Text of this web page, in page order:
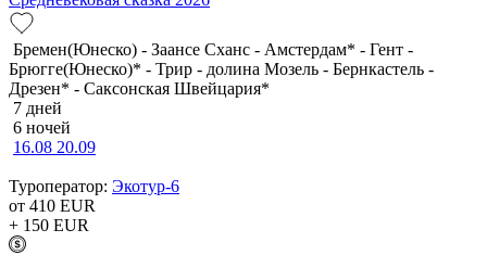
Бремен(Юнеско) - Заансе Сханс - Амстердам* - Гент -
Брюгге(Юнеско)* - Трир - долина Мозель - Бернкастель -
Дрезен* - Саксонская Швейцария*
7 дней
6 ночей
16.08 20.09
Туроператор: Экотур-6
от 410 EUR
+ 150 EUR